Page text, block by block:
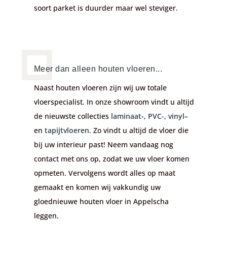
soort parket is duurder maar wel steviger.
Meer dan alleen houten vloeren...
Naast houten vloeren zijn wij uw totale
vloerspecialist. In onze showroom vindt u altijd
de nieuwste collecties laminaat-, PVC-, vinyl–
en tapijtvloeren. Zo vindt u altijd de vloer die
bij uw interieur past! Neem vandaag nog
contact met ons op, zodat we uw vloer komen
opmeten. Vervolgens wordt alles op maat
gemaakt en komen wij vakkundig uw
gloednieuwe houten vloer in Appelscha
leggen.